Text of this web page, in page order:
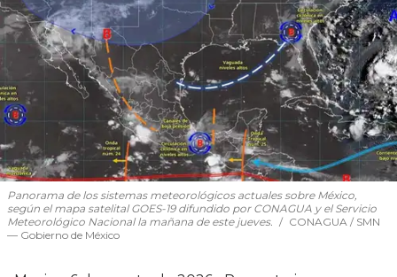
Panorama de los sistemas meteorológicos actuales sobre México,
según el mapa satelital GOES-19 difundido por CONAGUA y el Servicio
Meteorológico Nacional la mañana de este jueves.
CONAGUA / SMN
— Gobierno de México